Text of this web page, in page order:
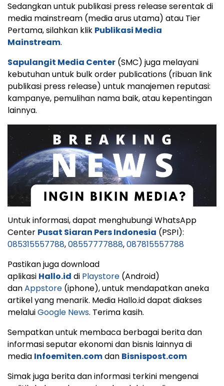
Sedangkan untuk publikasi press release serentak di
media mainstream (media arus utama) atau Tier
Pertama, silahkan klik Publikasi Media
Mainstream.
Sapulangit Media Center (SMC) juga melayani
kebutuhan untuk bulk order publications (ribuan link
publikasi press release) untuk manajemen reputasi:
kampanye, pemulihan nama baik, atau kepentingan
lainnya.
Untuk informasi, dapat menghubungi WhatsApp
Center Pusat Siaran Pers Indonesia (PSPI):
085315557788,08557777888,087815557788
Pastikan juga download
aplikasi Hallo.id di Playstore (Android)
danAppstore (iphone), untuk mendapatkan aneka
artikel yang menarik. Media Hallo.id dapat diakses
melaluiGoogle News. Terima kasih.
Sempatkan untuk membaca berbagai berita dan
informasi seputar ekonomi dan bisnis lainnya di
media Infoemiten.comdan Bisnispost.com
Simak juga berita dan informasi terkini mengenai